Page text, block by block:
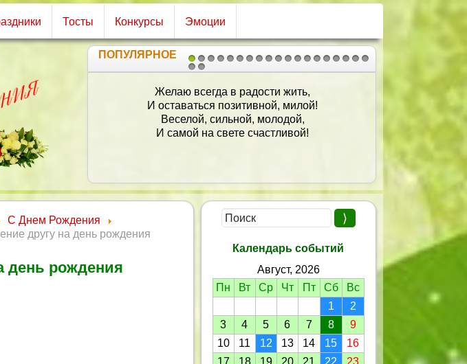
Тосты Конкурсы Эмоции
1 2
2021
ПОПУЛЯРНОЕ
Поздравляем, обнимаем,
И кричим тебе УРА!!!
Ты – Мисс Мира, Мисс Вселенной
И Мисс Этого стола!
С Днем Рождения
другу на день рождения
день рождения
Календарь событий
Август, 2026
Пн
Вт Ср Чт Пт Сб
Вс
1
2
3
4 5 6 7 8
9
10
11 12 13 14 15
16
17
18 19 20 21 22
23